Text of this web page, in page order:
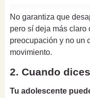
No garantiza que
pero sí deja más claro
preocupación y no un
movimiento.
2. Cuando
Tu adolescente